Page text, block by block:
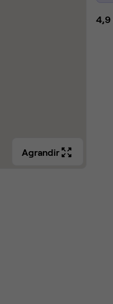
4,9
Agrandir